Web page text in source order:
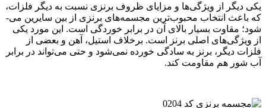
یکی دیگر از ویژگی‌ها و مزایای ظروف برنزی نسبت به دیگر فلزات،
که باعث انتخاب محبوب‌ترین مجسمه‌های برنزی از بین سایرین می‌­
شود؛ مقاوت بسیار بالای آن در برابر خوردگی است. این مورد یکی
از ویژگی‌های اصلی برنز است. برخلاف استیل، آهن و بعضی از
فلزات دیگر، برنز به‌ سادگی خورده نمی‌‌شود و حتی می‌تواند در برابر
آب ‌شور هم مقاومت کند.